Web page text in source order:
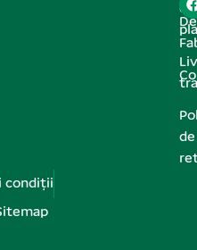
de
de
condiții